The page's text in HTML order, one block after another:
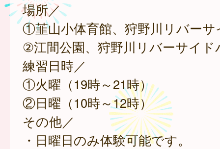
場所／
①韮山小体育館、狩野川リバーサ
②江間公園、狩野川リバーサイド
練習日時／
①火曜（19時～21時）
②日曜（10時～12時）
その他／
・日曜日のみ体験可能です。